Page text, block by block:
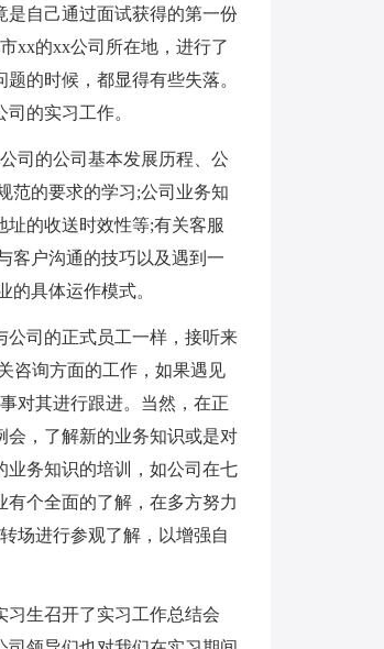
自己通过面试获得的第一份
xx的xx公司所在地，进行了
的时候，都显得有些失落。
的实习工作。
司的公司基本发展历程、公
范的要求的学习;公司业务知
的收送时效性等;有关客服
客户沟通的技巧以及遇到一
具体运作模式。
司的正式员工一样，接听来
咨询方面的工作，如果遇见
对其进行跟进。当然，在正
，了解新的业务知识或是对
务知识的培训，如公司在七
个全面的了解，在多方努力
场进行参观了解，以增强自
生召开了实习工作总结会